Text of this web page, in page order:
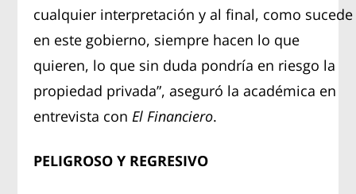
cualquier interpretación y al final, como sucede
en este gobierno, siempre hacen lo que
quieren, lo que sin duda pondría en riesgo la
propiedad privada”, aseguró la académica en
entrevista con El Financiero.
PELIGROSO Y REGRESIVO